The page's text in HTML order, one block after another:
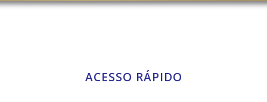
ACESSO RÁPIDO